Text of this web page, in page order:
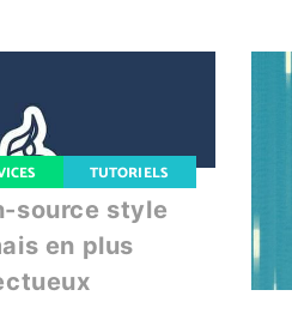
TUTORIELS
source style
en plus